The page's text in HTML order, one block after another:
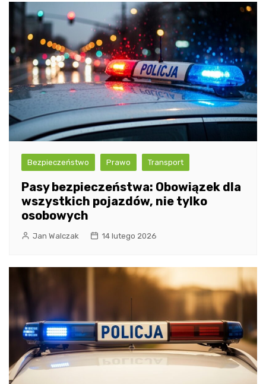
Bezpieczeństwo Prawo Transport
Pasy bezpieczeństwa: Obowiązek dla
wszystkich pojazdów, nie tylko
osobowych
Jan Walczak 14 lutego 2026